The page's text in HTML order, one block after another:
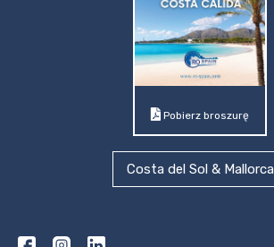
Pobierz broszurę
Costa del Sol & Mallorca